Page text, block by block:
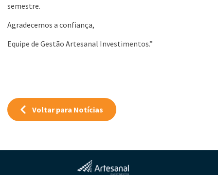
semestre.
Agradecemos a confiança,
Equipe de Gestão Artesanal Investimentos.”
Voltar para Notícias